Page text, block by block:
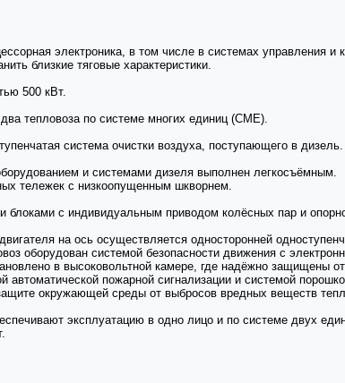
электроника, в том числе в системах управления и
близкие тяговые характеристики.
500 кВт.
тепловоза по системе многих единиц (СМЕ).
система очистки воздуха, поступающего в дизель.
и системами дизеля выполнен легкосъёмным.
тележек с низкоопущенным шкворнем.
блоками с индивидуальным приводом колёсных пар и
на ось осуществляется односторонней
оборудован системой безопасности движения с
в высоковольтной камере, где надёжно защищены
автоматической пожарной сигнализации и системой
окружающей среды от выбросов вредных веществ
эксплуатацию в одно лицо и по системе двух